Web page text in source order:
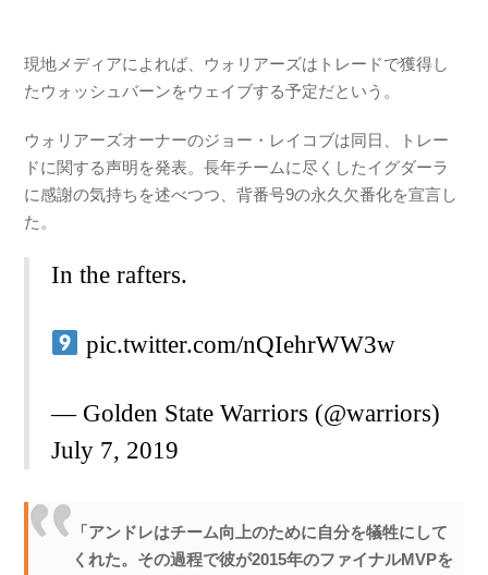
現地メディアによれば、ウォリアーズはトレードで獲得し
たウォッシュバーンをウェイブする予定だという。
ウォリアーズオーナーのジョー・レイコブは同日、トレー
ドに関する声明を発表。長年チームに尽くしたイグダーラ
に感謝の気持ちを述べつつ、背番号9の永久欠番化を宣言し
た。
In the rafters.
pic.twitter.com/nQIehrWW3w
— Golden State Warriors (@warriors)
July 7, 2019
「アンドレはチーム向上のために自分を犠牲にして
くれた。その過程で彼が2015年のファイナルMVPを